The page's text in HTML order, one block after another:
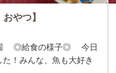
やつ】
園 ◎給食の様子◎ 今日
！みんな、魚も大好き